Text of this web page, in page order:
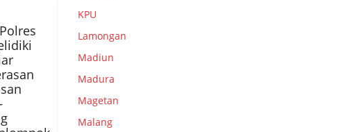
KPU
Lamongan
Madiun
Madura
Magetan
Malang